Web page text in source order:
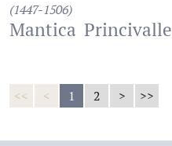
(1447-1506)
Mantica Princivalle
<< < 1 2 > >>